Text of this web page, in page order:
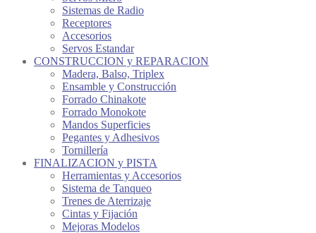
Sistemas de Radio
Receptores
Accesorios
Servos Estandar
CONSTRUCCION y REPARACION
Madera, Balso, Triplex
Ensamble y Construcción
Forrado Chinakote
Forrado Monokote
Mandos Superficies
Pegantes y Adhesivos
Tornillería
FINALIZACION y PISTA
Herramientas y Accesorios
Sistema de Tanqueo
Trenes de Aterrizaje
Cintas y Fijación
Mejoras Modelos